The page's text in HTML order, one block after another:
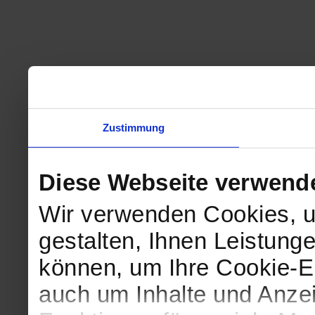
Zustimmung
Diese Webseite
Wir verwenden Cookies,
gestalten, Ihnen
können, um Ihre Cookie-
auch um Inhalte und